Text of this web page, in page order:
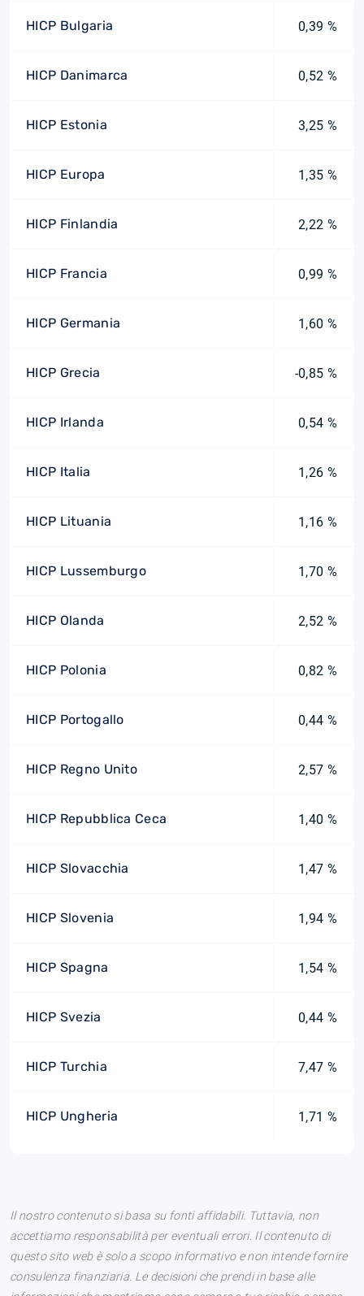
HICP Bulgaria 0,39 %
HICP Danimarca 0,52 %
HICP Estonia 3,25 %
HICP Europa 1,35 %
HICP Finlandia 2,22 %
HICP Francia 0,99 %
HICP Germania 1,60 %
HICP Grecia -0,85 %
HICP Irlanda 0,54 %
HICP Italia 1,26 %
HICP Lituania 1,16 %
HICP Lussemburgo 1,70 %
HICP Olanda 2,52 %
HICP Polonia 0,82 %
HICP Portogallo 0,44 %
HICP Regno Unito 2,57 %
HICP Repubblica Ceca 1,40 %
HICP Slovacchia 1,47 %
HICP Slovenia 1,94 %
HICP Spagna 1,54 %
HICP Svezia 0,44 %
HICP Turchia 7,47 %
HICP Ungheria 1,71 %
Il nostro contenuto si basa su fonti affidabili. Tuttavia, non
accettiamo responsabilità per eventuali errori. Il contenuto di
questo sito web è solo a scopo informativo e non intende fornire
consulenza finanziaria. Le decisioni che prendi in base alle